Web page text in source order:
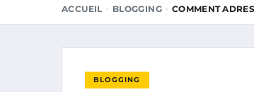
ACCUEIL BLOGGING COMMENT
BLOGGING